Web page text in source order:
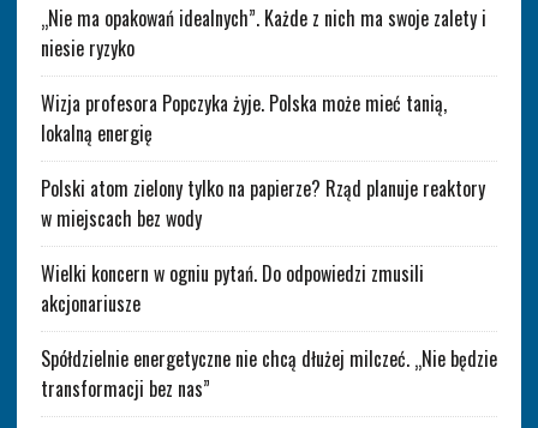
„Nie ma opakowań idealnych”. Każde z nich ma swoje zalety i
niesie ryzyko
Wizja profesora Popczyka żyje. Polska może mieć tanią,
lokalną energię
Polski atom zielony tylko na papierze? Rząd planuje reaktory
w miejscach bez wody
Wielki koncern w ogniu pytań. Do odpowiedzi zmusili
akcjonariusze
Spółdzielnie energetyczne nie chcą dłużej milczeć. „Nie będzie
transformacji bez nas”